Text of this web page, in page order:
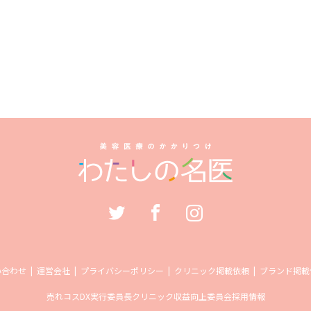
わせ 運営会社 プライバシーポリシー クリニック掲載依頼 ブランド掲
売れコスDX実行委員長クリニック収益向上委員会採用情報